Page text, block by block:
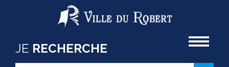
Aller au contenu principal
JE RECHERCHE